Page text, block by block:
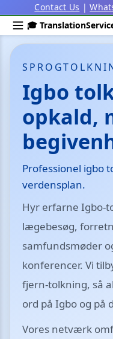
Contact Us |
🎓
Igbo
opkald,
Professionel igbo
verdensplan.
Hyr erfarne Igbo-
lægebesøg,
samfundsmøder
konferencer. Vi
fjern-tolkning, så
ord på Igbo og på
Vores netværk